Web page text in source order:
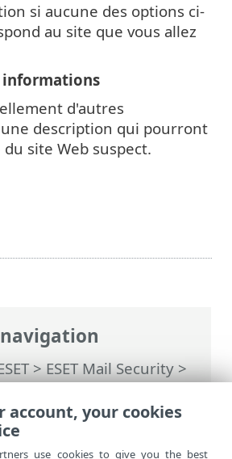
>ESET Mail Security>
Mail Security>Outils>
échantillons pour analyse
si aucune des options ci-
au site que vous allez
informations
d'autres
description qui pourront
site Web suspect.
account, your cookies
use cookies to give you the best